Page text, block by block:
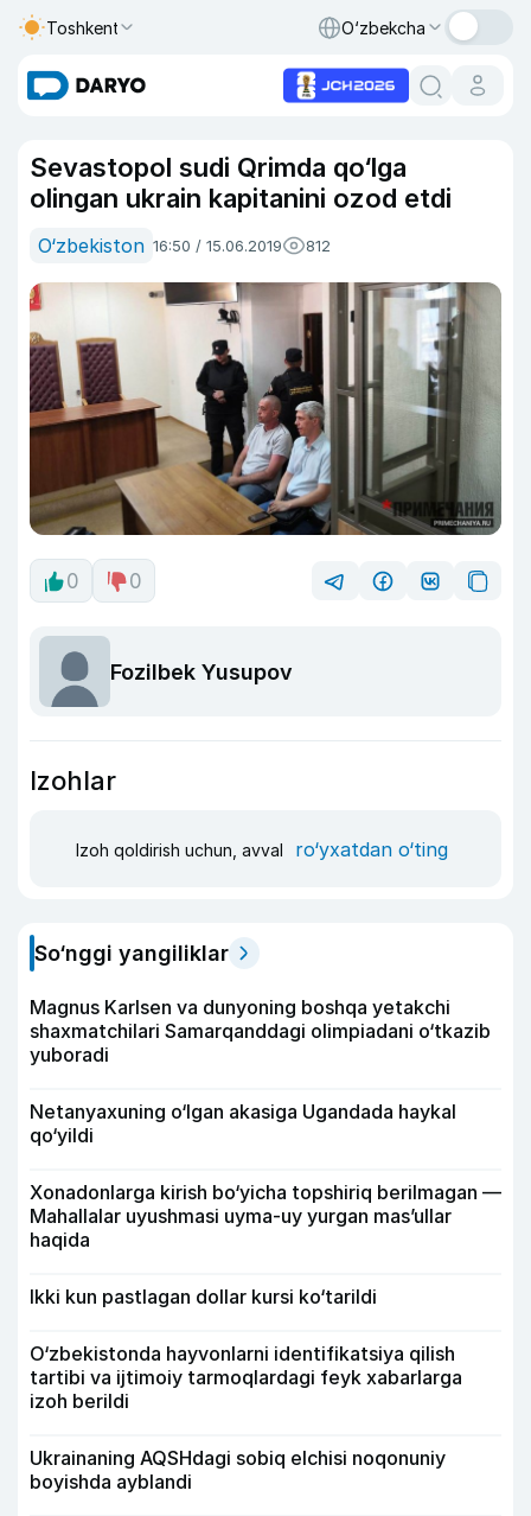
Toshkent O‘zbekcha
Sevastopol sudi Qrimda qo‘lga
olingan ukrain kapitanini ozod etdi
O‘zbekiston 16:50 / 15.06.2019 812
0 0
Fozilbek Yusupov
Izohlar
Izoh qoldirish uchun, avval ro‘yxatdan o‘ting
So‘nggi yangiliklar
Magnus Karlsen va dunyoning boshqa yetakchi
shaxmatchilari Samarqanddagi olimpiadani o‘tkazib
yuboradi
Netanyaxuning o‘lgan akasiga Ugandada haykal
qo‘yildi
Xonadonlarga kirish bo‘yicha topshiriq berilmagan —
Mahallalar uyushmasi uyma-uy yurgan mas’ullar
haqida
Ikki kun pastlagan dollar kursi ko‘tarildi
O‘zbekistonda hayvonlarni identifikatsiya qilish
tartibi va ijtimoiy tarmoqlardagi feyk xabarlarga
izoh berildi
Ukrainaning AQSHdagi sobiq elchisi noqonuniy
boyishda ayblandi